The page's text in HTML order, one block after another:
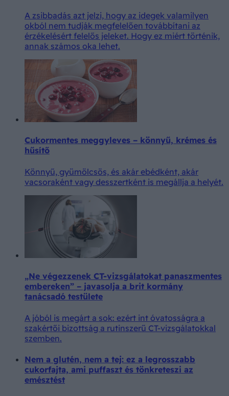
A zsibbadás azt jelzi, hogy az idegek valamilyen
okból nem tudják megfelelően továbbítani az
érzékelésért felelős jeleket. Hogy ez miért történik,
annak számos oka lehet.
Cukormentes meggyleves – könnyű, krémes és
hűsítő
Könnyű, gyümölcsös, és akár ebédként, akár
vacsoraként vagy desszertként is megállja a helyét.
„Ne végezzenek CT-vizsgálatokat panaszmentes
embereken” – javasolja a brit kormány
tanácsadó testülete
A jóból is megárt a sok: ezért int óvatosságra a
szakértői bizottság a rutinszerű CT-vizsgálatokkal
szemben.
Nem a glutén, nem a tej: ez a legrosszabb
cukorfajta, ami puffaszt és tönkreteszi az
emésztést